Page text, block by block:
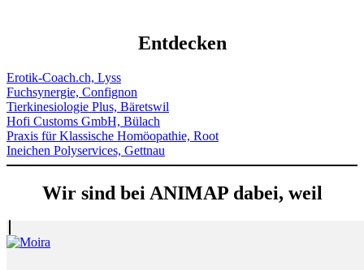
Entdecken
Erotik-Coach.ch, Lyss
Fuchsynergie, Confignon
Tierkinesiologie Plus, Bäretswil
Hofi Customs GmbH, Bülach
Praxis für Klassische Homöopathie, Root
Ineichen Polyservices, Gettnau
Wir sind bei ANIMAP dabei, weil